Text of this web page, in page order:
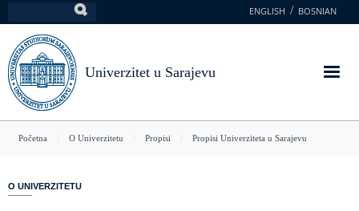
na
glavni
sadržaj
ENGLISH BOSNIAN
Univerzitet u Sarajevu
You
here
Početna O Univerzitetu Propisi Propisi Univerziteta u Sarajevu
O UNIVERZITETU